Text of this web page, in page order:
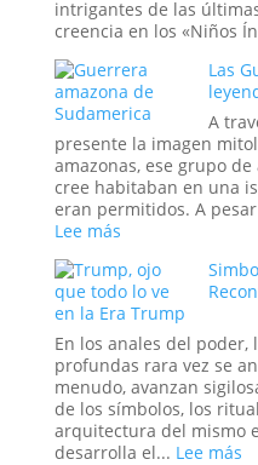
intrigantes de las
creencia en los «Niños
Las
A
presente la imagen
amazonas, ese grupo
cree habitaban en una
eran permitidos. A
Lee más:
Guerreras
Amazonas:
La
leyenda
en la Era Trump
En los anales del
profundas rara vez se
menudo, avanzan
de los símbolos, los
arquitectura del mismo
desarrolla el... Lee más: